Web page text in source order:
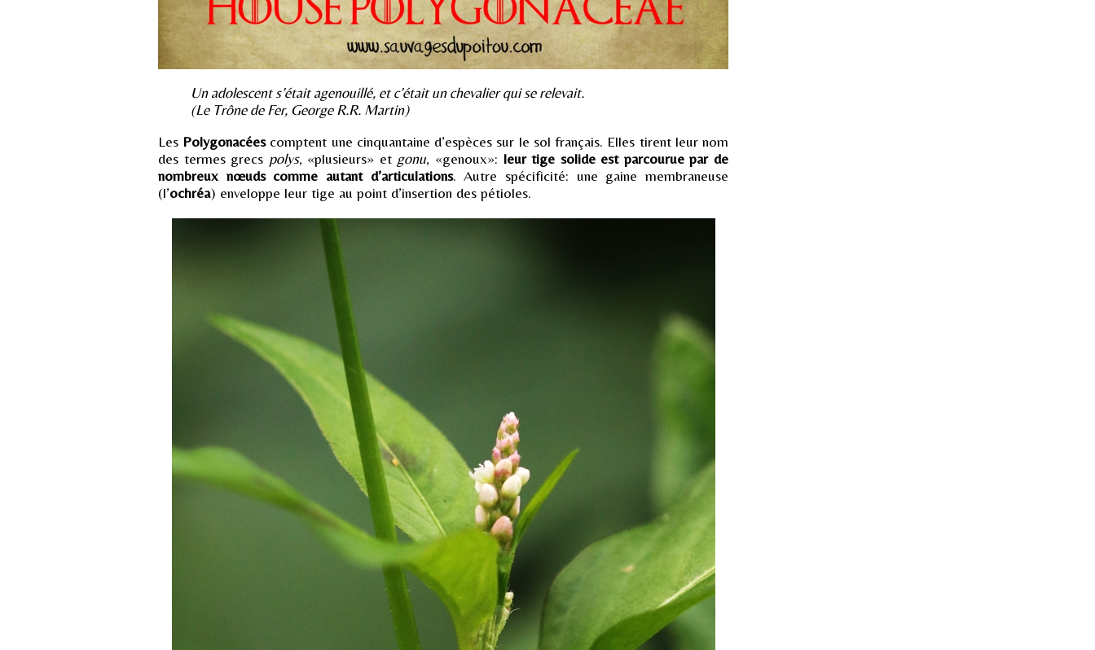
Un adolescent s’était agenouillé, et c’était un chevalier qui se relevait.
(Le Trône de Fer, George R.R. Martin)
Les Polygonacéescomptent une cinquantaine d’espèces sur le sol français. Elles tirent leur nom
des termes grecs polys, «plusieurs» et gonu, «genoux»: leur tige solide est parcourue par de
nombreux nœuds comme autant d’articulations. Autre spécificité: une gaine membraneuse
(l’ochréa) enveloppe leur tige au point d’insertion des pétioles.